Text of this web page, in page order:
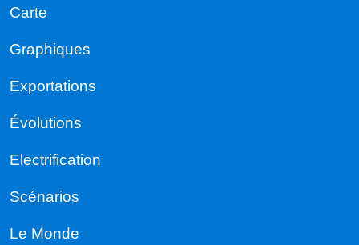
Carte
Graphiques
Exportations
Évolutions
Electrification
Scénarios
Le Monde